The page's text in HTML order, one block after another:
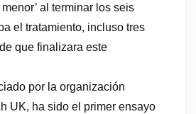
menor’ al terminar los seis
el tratamiento, incluso tres
que finalizara este
por la organización
UK, ha sido el primer ensayo